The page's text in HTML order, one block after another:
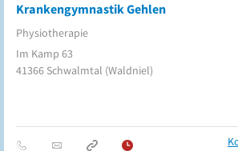
Krankengymnastik Gehlen
Physiotherapie
Im Kamp 63
41366 Schwalmtal (Waldniel)